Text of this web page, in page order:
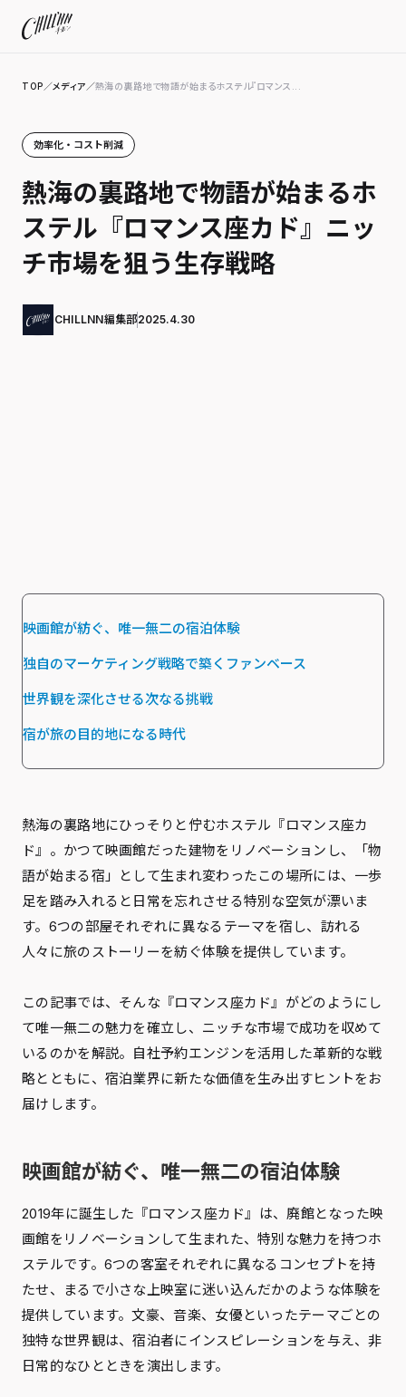
TOP ／メディア ／熱海の裏路地で物語が始まるホステル『ロマンス...
効率化・コスト削減
熱海の裏路地で物語が始まるホ
ステル『ロマンス座カド』ニッ
チ市場を狙う生存戦略
CHILLNN編集部2025.4.30
映画館が紡ぐ、唯一無二の宿泊体験
独自のマーケティング戦略で築くファンベース
世界観を深化させる次なる挑戦
宿が旅の目的地になる時代
熱海の裏路地にひっそりと佇むホステル『ロマンス座カ
ド』。かつて映画館だった建物をリノベーションし、「物
語が始まる宿」として生まれ変わったこの場所には、一歩
足を踏み入れると日常を忘れさせる特別な空気が漂いま
す。6つの部屋それぞれに異なるテーマを宿し、訪れる
人々に旅のストーリーを紡ぐ体験を提供しています。
この記事では、そんな『ロマンス座カド』がどのようにし
て唯一無二の魅力を確立し、ニッチな市場で成功を収めて
いるのかを解説。自社予約エンジンを活用した革新的な戦
略とともに、宿泊業界に新たな価値を生み出すヒントをお
届けします。
映画館が紡ぐ、唯一無二の宿泊体験
2019年に誕生した『ロマンス座カド』は、廃館となった映
画館をリノベーションして生まれた、特別な魅力を持つホ
ステルです。6つの客室それぞれに異なるコンセプトを持
たせ、まるで小さな上映室に迷い込んだかのような体験を
提供しています。文豪、音楽、女優といったテーマごとの
独特な世界観は、宿泊者にインスピレーションを与え、非
日常的なひとときを演出します。